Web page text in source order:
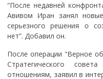
“После недавней
Авивом Иран занял
серьезного решения о
нет”. Добавил он.
После операции "Верное
Стратегического
отношениям, заявил в